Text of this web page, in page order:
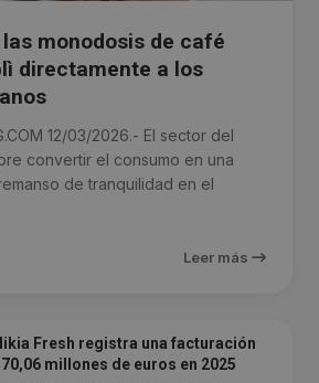
monodosis de café
directamente a los
12/03/2026.- El sector del
convertir el consumo en una
de tranquilidad en el
Leer más
Fresh registra una facturación
millones de euros en 2025